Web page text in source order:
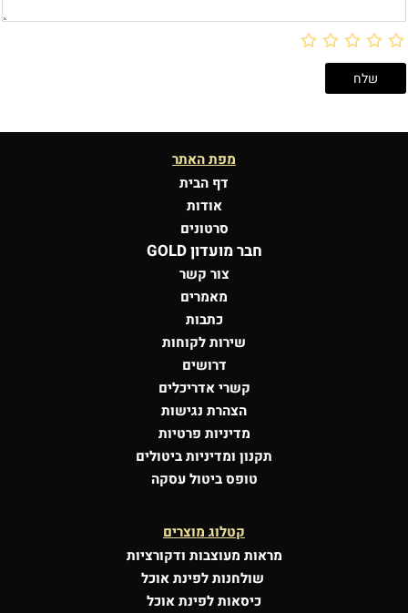
מפת האתר
דף הבית
אודות
סרטונים
חבר מועדון GOLD
צור קשר
מאמרים
כתבות
שירות לקוחות
דרושים
קשרי אדריכלים
הצהרת נגישות
מדיניות פרטיות
תקנון ומדיניות ביטולים
טופס ביטול עסקה
קטלוג מוצרים
מראות מעוצבות ודקורציות
שולחנות לפינת אוכל
כיסאות לפינת אוכל